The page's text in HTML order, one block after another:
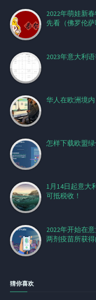
2022年萌娃新
先看（佛罗伦萨
2023年意大利
华人在欧洲境
怎样下载欧盟
1月14日起意大
可抵税收！
2022年开始在
两剂疫苗所获
猜你喜欢